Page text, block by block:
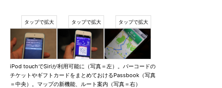
iPod touchでSiriが利用可能に（写真＝左）。バーコードの
チケットやギフトカードをまとめておけるPassbook（写真
＝中央）。マップの新機能、ルート案内（写真＝右）